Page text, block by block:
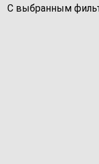
С выбранным